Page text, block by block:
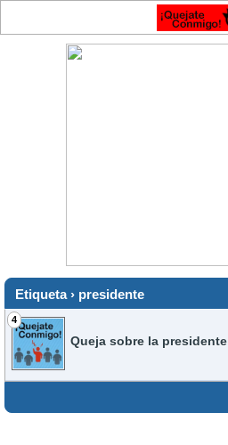
Etiqueta › presidente
4
Queja sobre la presidente